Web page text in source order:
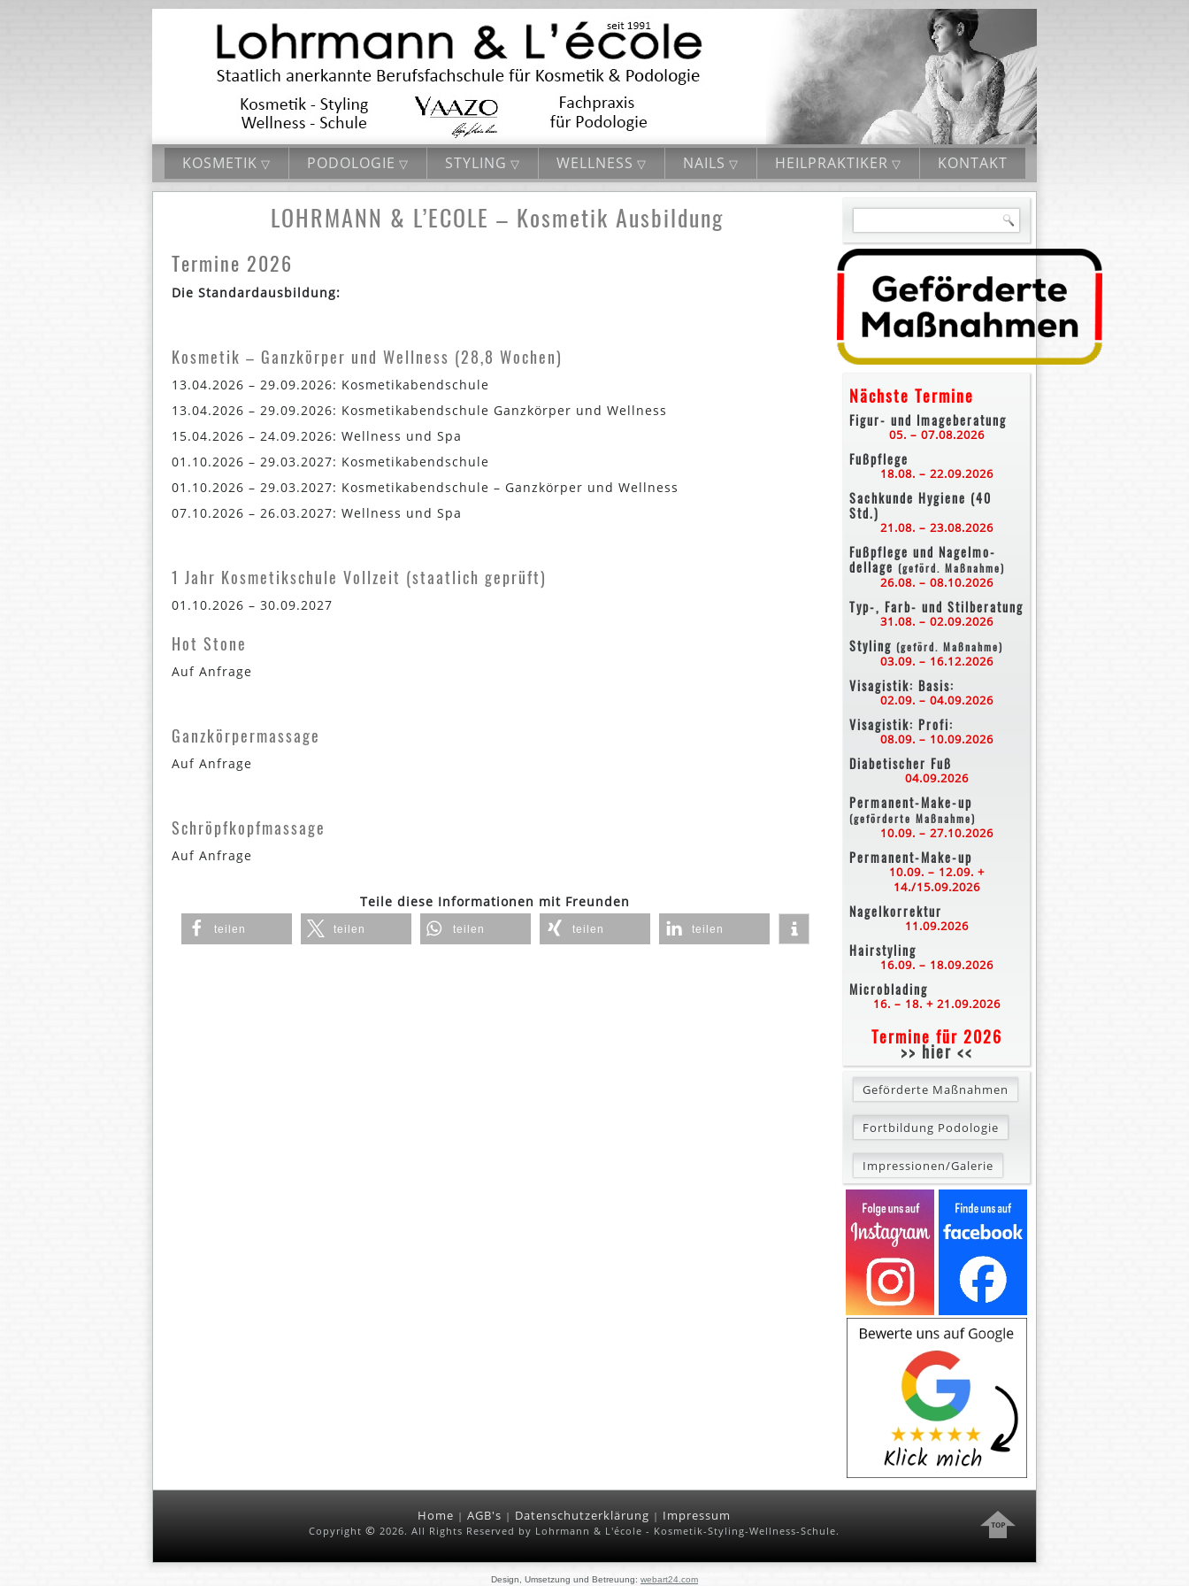
KOSMETIK PODOLOGIE STYLING WELLNESS NAILS HEILPRAKTIKER KONTAKT
LOHRMANN & L’ECOLE – Kosmetik Ausbildung
Termine 2026
Die Standardausbildung:
Kosmetik – Ganzkörper und Wellness (28,8 Wochen)
13.04.2026 – 29.09.2026: Kosmetikabendschule
13.04.2026 – 29.09.2026: Kosmetikabendschule Ganzkörper und Wellness
15.04.2026 – 24.09.2026: Wellness und Spa
01.10.2026 – 29.03.2027: Kosmetikabendschule
01.10.2026 – 29.03.2027: Kosmetikabendschule – Ganzkörper und Wellness
07.10.2026 – 26.03.2027: Wellness und Spa
1 Jahr Kosmetikschule Vollzeit (staatlich geprüft)
01.10.2026 – 30.09.2027
Hot Stone
Auf Anfrage
Ganzkörpermassage
Auf Anfrage
Schröpfkopfmassage
Auf Anfrage
Teile diese Informationen mit Freunden
teilen teilen teilen teilen teilen
Nächste Termine
Figur- und Imageberatung
05. – 07.08.2026
Fußpflege
18.08. – 22.09.2026
Sachkunde Hygiene (40
Std.)
21.08. – 23.08.2026
Fußpflege und Nagelmo-
dellage (geförd. Maßnahme)
26.08. – 08.10.2026
Typ-, Farb- und Stilberatung
31.08. – 02.09.2026
Styling (geförd. Maßnahme)
03.09. – 16.12.2026
Visagistik: Basis:
02.09. – 04.09.2026
Visagistik: Profi:
08.09. – 10.09.2026
Diabetischer Fuß
04.09.2026
Permanent-Make-up
(geförderte Maßnahme)
10.09. – 27.10.2026
Permanent-Make-up
10.09. – 12.09. +
14./15.09.2026
Nagelkorrektur
11.09.2026
Hairstyling
16.09. – 18.09.2026
Microblading
16. – 18. + 21.09.2026
Termine für 2026
>> hier <<
Geförderte Maßnahmen
Fortbildung Podologie
Impressionen/Galerie
Home | AGB's | Datenschutzerklärung | Impressum
Copyright © 2026. All Rights Reserved by Lohrmann & L'école - Kosmetik-Styling-Wellness-Schule.
Design, Umsetzung und Betreuung: webart24.com